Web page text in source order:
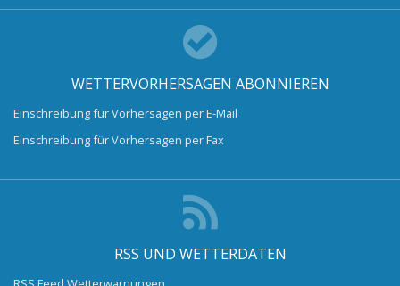
WETTERVORHERSAGEN ABONNIEREN
Einschreibung für Vorhersagen per E-Mail
Einschreibung für Vorhersagen per Fax
RSS UND WETTERDATEN